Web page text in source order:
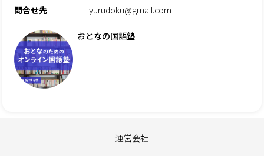
問合せ先
yurudoku@gmail.com
おとなの国語塾
運営会社